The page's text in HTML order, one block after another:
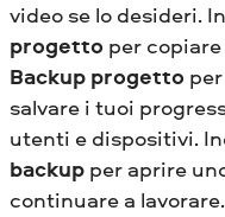
video se lo desideri.
progetto per
Backup progetto
salvare i tuoi
utenti e dispositivi.
backup per aprire
continuare a lavorare.